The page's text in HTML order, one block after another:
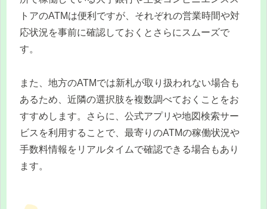
トアのATMは便利ですが、それぞれの営業時間や対
応状況を事前に確認しておくとさらにスムーズで
す。
また、地方のATMでは新札が取り扱われない場合も
あるため、近隣の選択肢を複数調べておくことをお
すすめします。さらに、公式アプリや地図検索サー
ビスを利用することで、最寄りのATMの稼働状況や
手数料情報をリアルタイムで確認できる場合もあり
ます。